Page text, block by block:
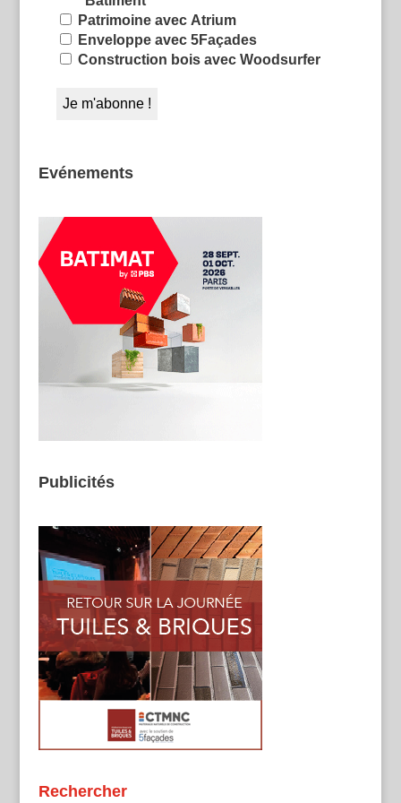
Patrimoine avec Atrium
Enveloppe avec 5Façades
Construction bois avec Woodsurfer
Evénements
Publicités
Rechercher